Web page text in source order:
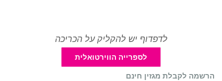
לדפדוף יש להקליק על הכריכה
לספרייה הווירטואלית
הרשמה לקבלת מגזין חינם